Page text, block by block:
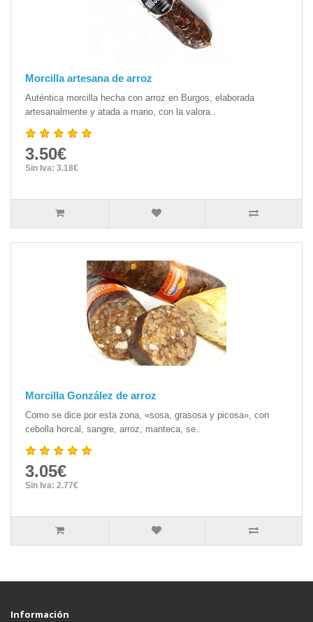
Morcilla artesana de arroz
Auténtica morcilla hecha con arroz en Burgos, elaborada
artesanalmente y atada a mano, con la valora..
3.50€
Sin Iva: 3.18€
Morcilla González de arroz
Como se dice por esta zona, «sosa, grasosa y picosa», con
cebolla horcal, sangre, arroz, manteca, se..
3.05€
Sin Iva: 2.77€
Información